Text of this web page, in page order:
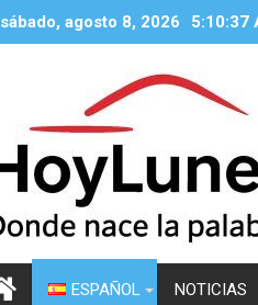
sábado, agosto 8, 2026 5:10:38
ESPAÑOL NOTICIAS